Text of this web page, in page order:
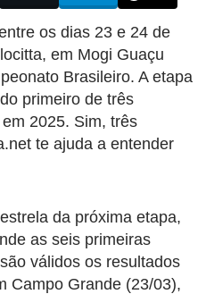
os dias 23 e 24 de
em Mogi Guaçu
Brasileiro. A etapa
primeiro de três
2025. Sim, três
te ajuda a entender
da próxima etapa,
as seis primeiras
válidos os resultados
Campo Grande (23/03),